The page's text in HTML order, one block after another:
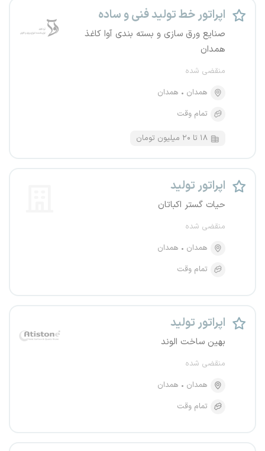
اپراتور خط تولید فنی و ساده
صنایع ورق سازی و بسته بندی آوا کاغذ
همدان
منقضی شده
همدان
همدان
تمام وقت
۱۸ تا ۲۰ میلیون تومان
اپراتور تولید
حیات گستر اکباتان
منقضی شده
همدان
همدان
تمام وقت
اپراتور تولید
بهین ساخت الوند
منقضی شده
همدان
همدان
تمام وقت